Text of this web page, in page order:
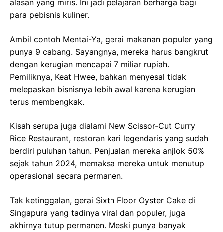
alasan yang miris. Ini jadi pelajaran berharga bagi
para pebisnis kuliner.
Ambil contoh Mentai-Ya, gerai makanan populer yang
punya 9 cabang. Sayangnya, mereka harus bangkrut
dengan kerugian mencapai 7 miliar rupiah.
Pemiliknya, Keat Hwee, bahkan menyesal tidak
melepaskan bisnisnya lebih awal karena kerugian
terus membengkak.
Kisah serupa juga dialami New Scissor-Cut Curry
Rice Restaurant, restoran kari legendaris yang sudah
berdiri puluhan tahun. Penjualan mereka anjlok 50%
sejak tahun 2024, memaksa mereka untuk menutup
operasional secara permanen.
Tak ketinggalan, gerai Sixth Floor Oyster Cake di
Singapura yang tadinya viral dan populer, juga
akhirnya tutup permanen. Meski punya banyak